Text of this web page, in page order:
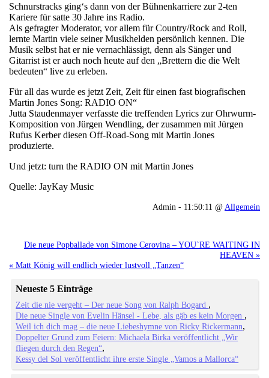
Schnurstracks ging‘s dann von der Bühnenkarriere zur 2-ten
Kariere für satte 30 Jahre ins Radio.
Als gefragter Moderator, vor allem für Country/Rock and Roll,
lernte Martin viele seiner Musikhelden persönlich kennen. Die
Musik selbst hat er nie vernachlässigt, denn als Sänger und
Gitarrist ist er auch noch heute auf den „Brettern die die Welt
bedeuten“ live zu erleben.
Für all das wurde es jetzt Zeit, Zeit für einen fast biografischen
Martin Jones Song: RADIO ON“
Jutta Staudenmayer verfasste die treffenden Lyrics zur Ohrwurm-
Komposition von Jürgen Wendling, der zusammen mit Jürgen
Rufus Kerber diesen Off-Road-Song mit Martin Jones
produzierte.
Und jetzt: turn the RADIO ON mit Martin Jones
Quelle: JayKay Music
Admin - 11:50:11 @ Allgemein
Die neue Popballade von Simone Cerovina – YOU`RE WAITING IN
HEAVEN »
« Matt König will endlich wieder lustvoll „Tanzen“
Neueste 5 Einträge
Zeit die nie vergeht – Der neue Song von Ralph Bogard
Die neue Single von Evelin Hänsel - Lebe, als gäb es kein Morgen
Weil ich dich mag – die neue Liebeshymne von Ricky Rickermann
Doppelter Grund zum Feiern: Michaela Birka veröffentlicht „Wir
fliegen durch den Regen“
Kessy del Sol veröffentlicht ihre erste Single „Vamos a Mallorca“